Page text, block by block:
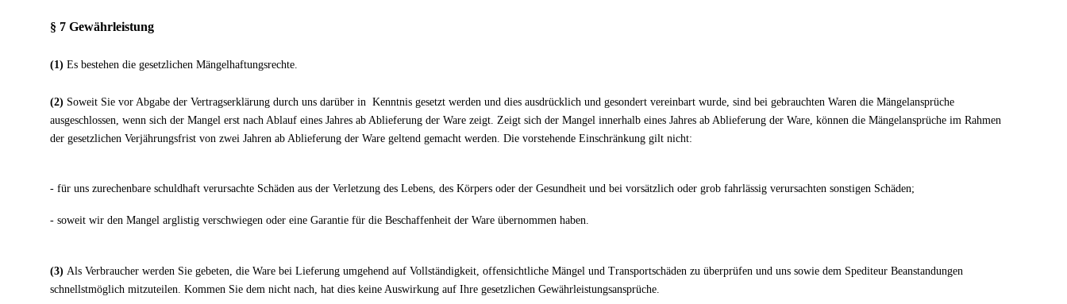
§ 7 Gewährleistung
(1) Es bestehen die gesetzlichen Mängelhaftungsrechte.
(2) Soweit Sie vor Abgabe der Vertragserklärung durch uns darüber in Kenntnis gesetzt werden und dies ausdrücklich und gesondert vereinbart wurde, sind bei gebrauchten Waren die Mängelansprüche
ausgeschlossen, wenn sich der Mangel erst nach Ablauf eines Jahres ab Ablieferung der Ware zeigt. Zeigt sich der Mangel innerhalb eines Jahres ab Ablieferung der Ware, können die Mängelansprüche im Rahmen
der gesetzlichen Verjährungsfrist von zwei Jahren ab Ablieferung der Ware geltend gemacht werden. Die vorstehende Einschränkung gilt nicht:
- für uns zurechenbare schuldhaft verursachte Schäden aus der Verletzung des Lebens, des Körpers oder der Gesundheit und bei vorsätzlich oder grob fahrlässig verursachten sonstigen Schäden;
- soweit wir den Mangel arglistig verschwiegen oder eine Garantie für die Beschaffenheit der Ware übernommen haben.
(3) Als Verbraucher werden Sie gebeten, die Ware bei Lieferung umgehend auf Vollständigkeit, offensichtliche Mängel und Transportschäden zu überprüfen und uns sowie dem Spediteur Beanstandungen
schnellstmöglich mitzuteilen. Kommen Sie dem nicht nach, hat dies keine Auswirkung auf Ihre gesetzlichen Gewährleistungsansprüche.